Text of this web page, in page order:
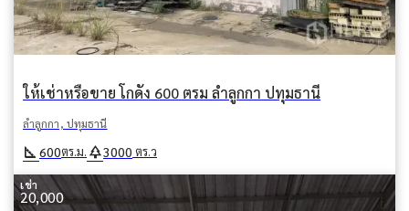
ให้เช่าหรือขาย โกดัง 600 ตรม ลำลูกกา ปทุมธานี
ลำลูกกา, ปทุมธานี
square_foot 600ตร.ม. park3000 ตร.ว
เช่า
20,000